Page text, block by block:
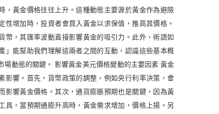
，黃金價格往往上升。這種動態主要源於黃金作為避險
性增加時，投資者會買入黃金以求保值，推高其價格。
幣，其匯率波動直接影響黃金的吸引力。此外，術語如
」能幫助我們理解這兩者之間的互動，認識這些基本概
場動態的關鍵。 影響黃金美元價格變動的主要因素 黃金
影響。首先，貨幣政策的調整，例如央行利率決策，會
影響黃金價格。其次，通貨膨脹預期也是關鍵，因為黃
具，當預期通膨升高時，黃金需求增加，價格上揚。另